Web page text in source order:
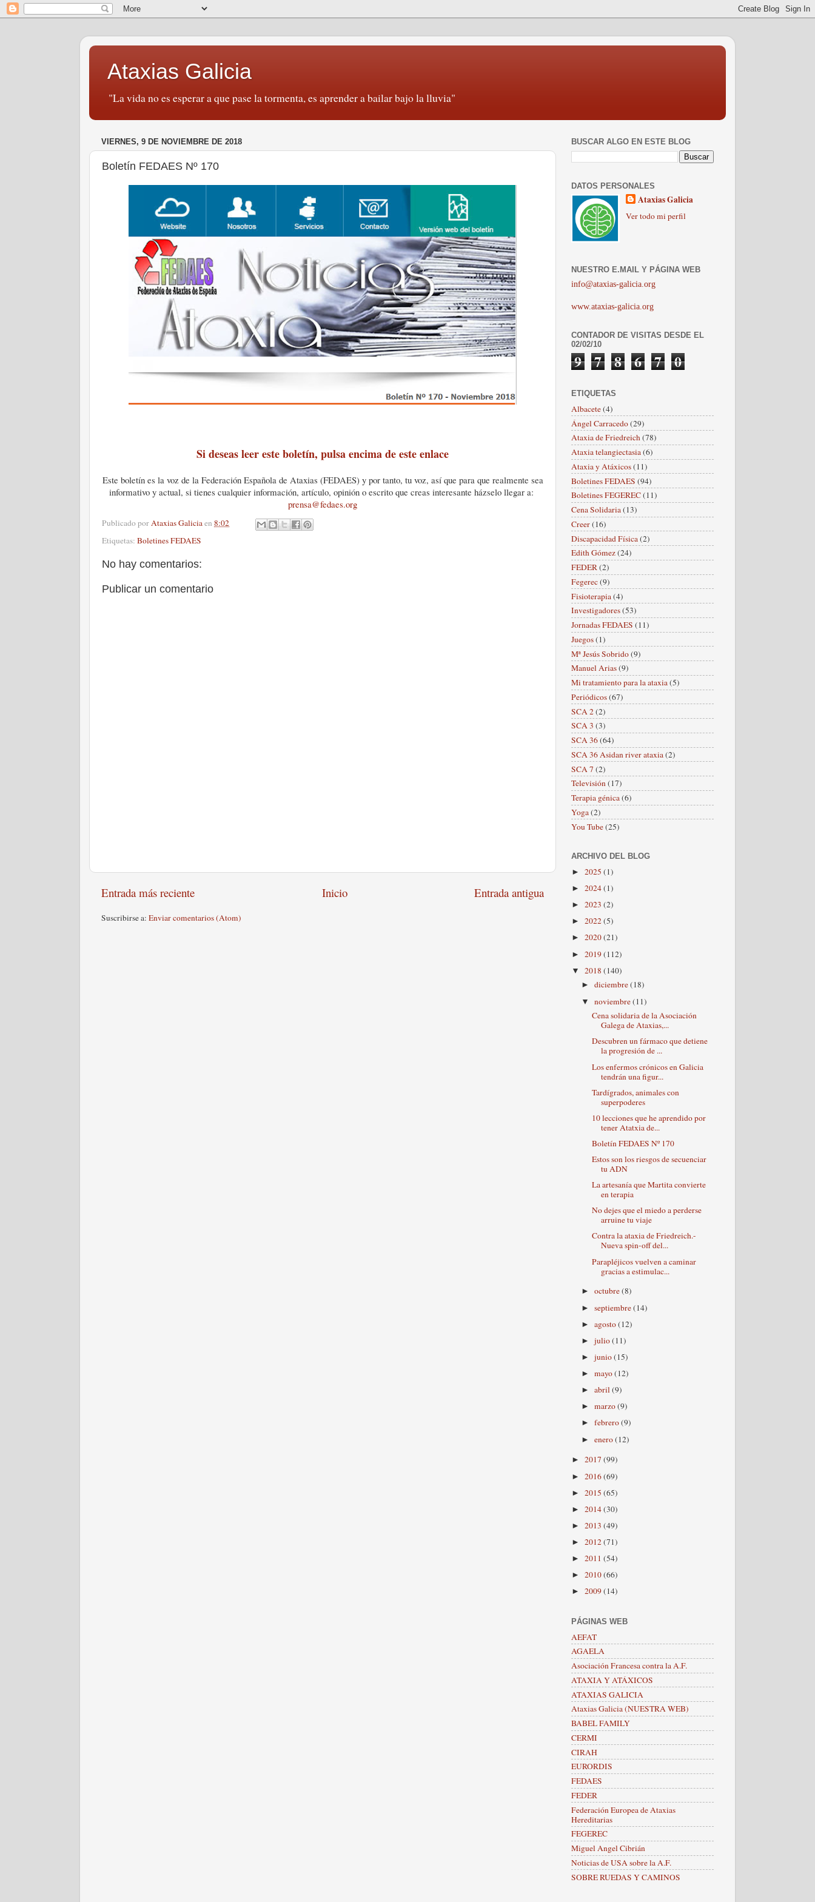
Ataxias Galicia
"La vida no es esperar a que pase la tormenta, es aprender a bailar bajo la lluvia"
VIERNES, 9 DE NOVIEMBRE DE 2018
Boletín FEDAES Nº 170
Si deseas leer este boletín, pulsa encima de este enlace
Este boletín es la voz de la Federación Española de Ataxias (FEDAES) y por tanto, tu voz, así que para que realmente sea
informativo y actual, si tienes cualquier información, artículo, opinión o escrito que creas interesante házselo llegar a:
prensa@fedaes.org
Publicado porAtaxias Galiciaen 8:02
Etiquetas: Boletines FEDAES
No hay comentarios:
Publicar un comentario
Entrada más reciente Entrada antigua
Inicio
Suscribirse a: Enviar comentarios (Atom)
BUSCAR ALGO EN ESTE BLOG
DATOS PERSONALES
Ataxias Galicia
Ver todo mi perfil
NUESTRO E.MAIL Y PÁGINA WEB
info@ataxias-galicia.org
www.ataxias-galicia.org
CONTADOR DE VISITAS DESDE EL
02/02/10
9 7 8 6 7 0
ETIQUETAS
Albacete(4)
Ángel Carracedo(29)
Ataxia de Friedreich(78)
Ataxia telangiectasia(6)
Ataxia y Atáxicos(11)
Boletines FEDAES (94)
Boletines FEGEREC(11)
Cena Solidaria(13)
Creer(16)
Discapacidad Física(2)
Edith Gómez(24)
FEDER(2)
Fegerec(9)
Fisioterapia(4)
Investigadores(53)
Jornadas FEDAES (11)
Juegos(1)
Mª Jesús Sobrido(9)
Manuel Arias(9)
Mi tratamiento para la ataxia(5)
Periódicos(67)
SCA 2(2)
SCA 3 (3)
SCA 36(64)
SCA 36 Asidan river ataxia(2)
SCA 7 (2)
Televisión(17)
Terapia génica(6)
Yoga(2)
You Tube(25)
ARCHIVO DEL BLOG
► 2025 (1)
► 2024(1)
► 2023 (2)
► 2022(5)
► 2020(21)
► 2019(112)
▼ 2018 (140)
►diciembre(18)
▼noviembre(11)
Cena solidaria de la Asociación
Galega de Ataxias,...
Descubren un fármaco que detiene
la progresión de ...
Los enfermos crónicos en Galicia
tendrán una figur...
Tardígrados, animales con
superpoderes
10 lecciones que he aprendido por
tener Atatxia de...
Boletín FEDAES Nº 170
Estos son los riesgos de secuenciar
tu ADN
La artesanía que Martita convierte
en terapia
No dejes que el miedo a perderse
arruine tu viaje
Contra la ataxia de Friedreich.-
Nueva spin-off del...
Parapléjicos vuelven a caminar
gracias a estimulac...
►octubre(8)
►septiembre(14)
►agosto(12)
►julio(11)
►junio(15)
►mayo(12)
►abril(9)
►marzo(9)
►febrero(9)
►enero(12)
► 2017 (99)
► 2016(69)
► 2015 (65)
► 2014(30)
► 2013 (49)
► 2012(71)
► 2011 (54)
► 2010(66)
► 2009(14)
PÁGINAS WEB
AEFAT
AGAELA
Asociación Francesa contra la A.F.
ATAXIA Y ATÁXICOS
ATAXIAS GALICIA
Ataxias Galicia (NUESTRA WEB)
BABEL FAMILY
CERMI
CIRAH
EURORDIS
FEDAES
FEDER
Federación Europea de Ataxias
Hereditarias
FEGEREC
Miguel Angel Cibrián
Noticias de USA sobre la A.F.
SOBRE RUEDAS Y CAMINOS